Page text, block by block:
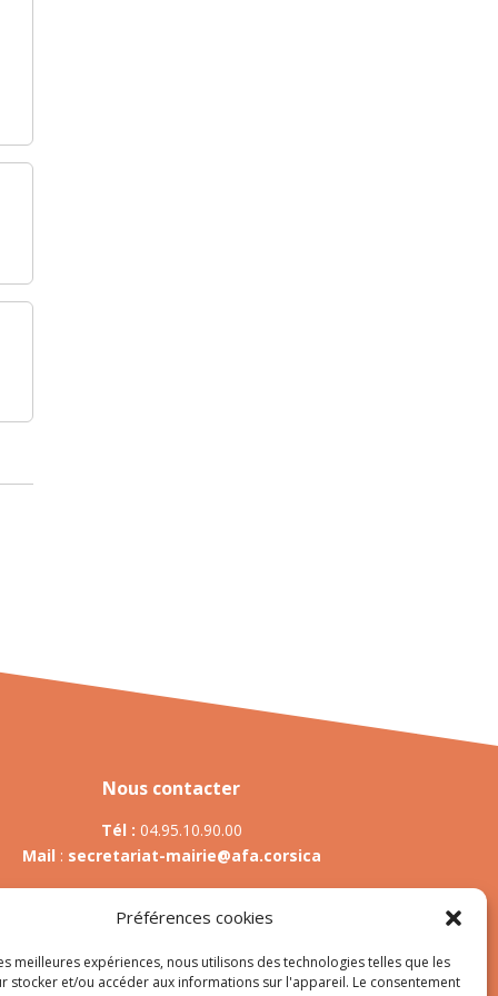
Préférences cookies
meilleures expériences, nous utilisons des technologies telles que les
stocker et/ou accéder aux informations sur l'appareil. Le consentement
Nous contacter
Tél : 04.95.10.90.00
Mail : secretariat-mairie@afa.corsica
785 Strada d’Afà – Merria 20167 Afa